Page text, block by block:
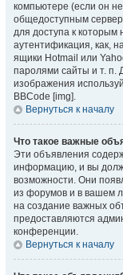
компьютере (если он
общедоступным
для доступа к которым
аутентификация, как,
ящики Hotmail или
паролями сайты и т. п.
изображения
BBCode [img].
Вернуться к началу
Что такое важные
Эти объявления
информацию, и вы
возможности. Они
из форумов и в вашем
на создание важных
предоставляются
конференции.
Вернуться к началу